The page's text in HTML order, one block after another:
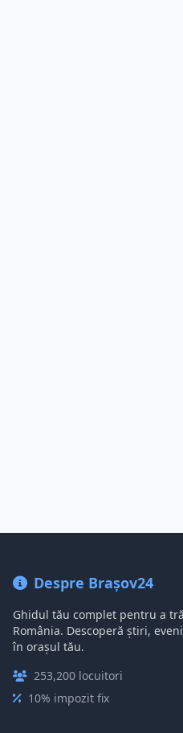
Despre Brașov24
Ghidul tău complet pentru a
România. Descoperă știri,
în orașul tău.
253,200 locuitori
10% impozit fix